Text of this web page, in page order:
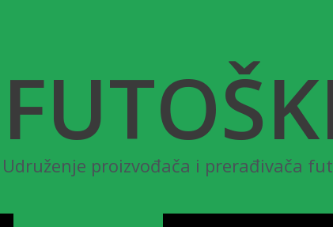
Udruženje proizvođača i prerađivača